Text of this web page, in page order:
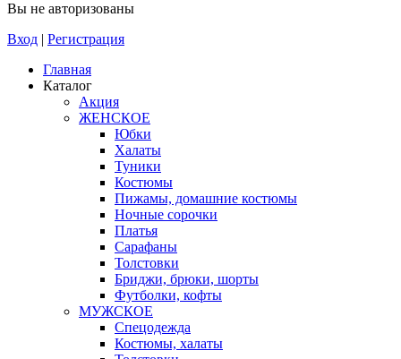
Вы не авторизованы
Вход | Регистрация
Главная
Каталог
Акция
ЖЕНСКОЕ
Юбки
Халаты
Туники
Костюмы
Пижамы, домашние костюмы
Ночные сорочки
Платья
Сарафаны
Толстовки
Бриджи, брюки, шорты
Футболки, кофты
МУЖСКОЕ
Спецодежда
Костюмы, халаты